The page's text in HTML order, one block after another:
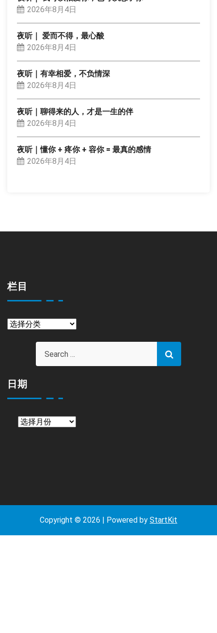
2026年8月4日
夜听｜ 爱而不得，最心酸
2026年8月4日
夜听｜有幸相爱，不负情深
2026年8月4日
夜听｜聊得来的人，才是一生的伴
2026年8月4日
夜听｜懂你 + 疼你 + 容你 = 最真的感情
2026年8月4日
栏目
栏
日期
Copyright © 2026 | Powered by StartKit